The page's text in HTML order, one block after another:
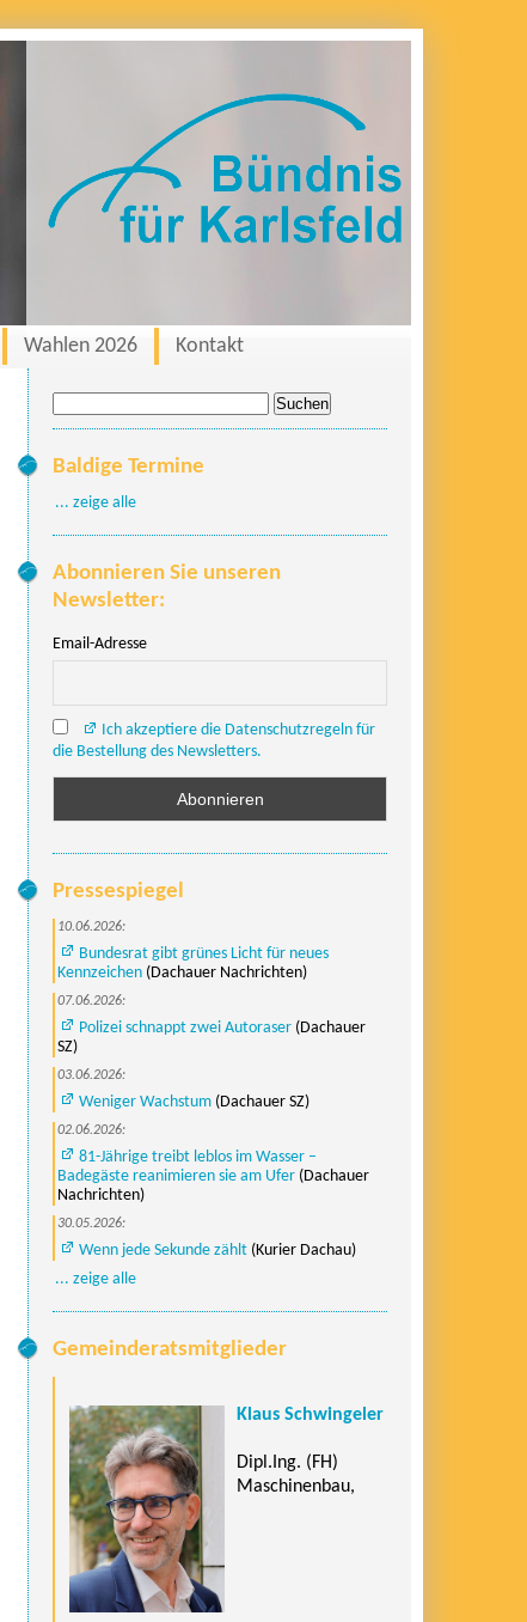
Wahlen 2026 Kontakt
nach:
Baldige Termine
... zeige alle
Abonnieren Sie unseren
Newsletter:
Email-Adresse
Ich akzeptiere die Datenschutzregeln für
die Bestellung des Newsletters.
Pressespiegel
10.06.2026:
Bundesrat gibt grünes Licht für neues
Kennzeichen (Dachauer Nachrichten)
07.06.2026:
Polizei schnappt zwei Autoraser (Dachauer
SZ)
03.06.2026:
Weniger Wachstum (Dachauer SZ)
02.06.2026:
81-Jährige treibt leblos im Wasser –
Badegäste reanimieren sie am Ufer (Dachauer
Nachrichten)
30.05.2026:
Wenn jede Sekunde zählt (Kurier Dachau)
... zeige alle
Gemeinderatsmitglieder
Klaus Schwingeler
Dipl.Ing. (FH)
Maschinenbau,